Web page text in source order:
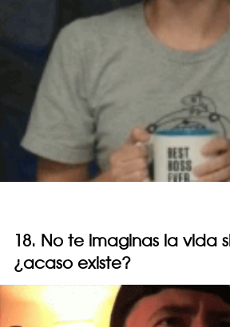
18. No te imaginas la vida
¿acaso existe?